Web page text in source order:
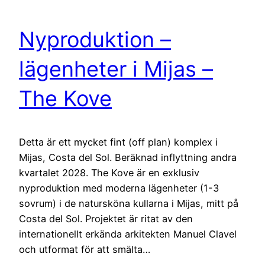
Nyproduktion –
lägenheter i Mijas –
The Kove
Detta är ett mycket fint (off plan) komplex i
Mijas, Costa del Sol. Beräknad inflyttning andra
kvartalet 2028. The Kove är en exklusiv
nyproduktion med moderna lägenheter (1-3
sovrum) i de natursköna kullarna i Mijas, mitt på
Costa del Sol. Projektet är ritat av den
internationellt erkända arkitekten Manuel Clavel
och utformat för att smälta…